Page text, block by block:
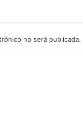
no será publicada.